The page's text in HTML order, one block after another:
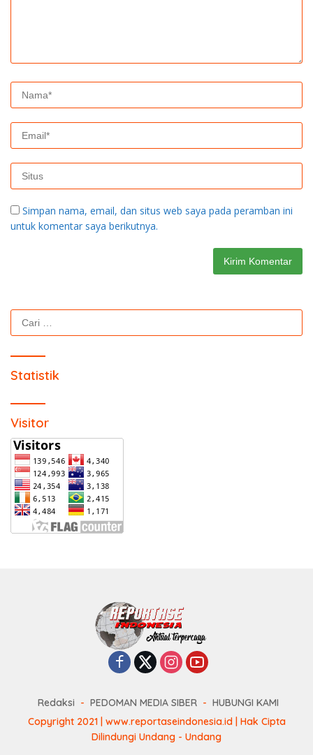
Simpan nama, email, dan situs web saya pada peramban ini
untuk komentar saya berikutnya.
Cari
untuk:
Statistik
Visitor
Redaksi PEDOMAN MEDIA SIBER
HUBUNGI KAMI
Copyright 2021 | www.reportaseindonesia.id | Hak Cipta
Dilindungi Undang - Undang